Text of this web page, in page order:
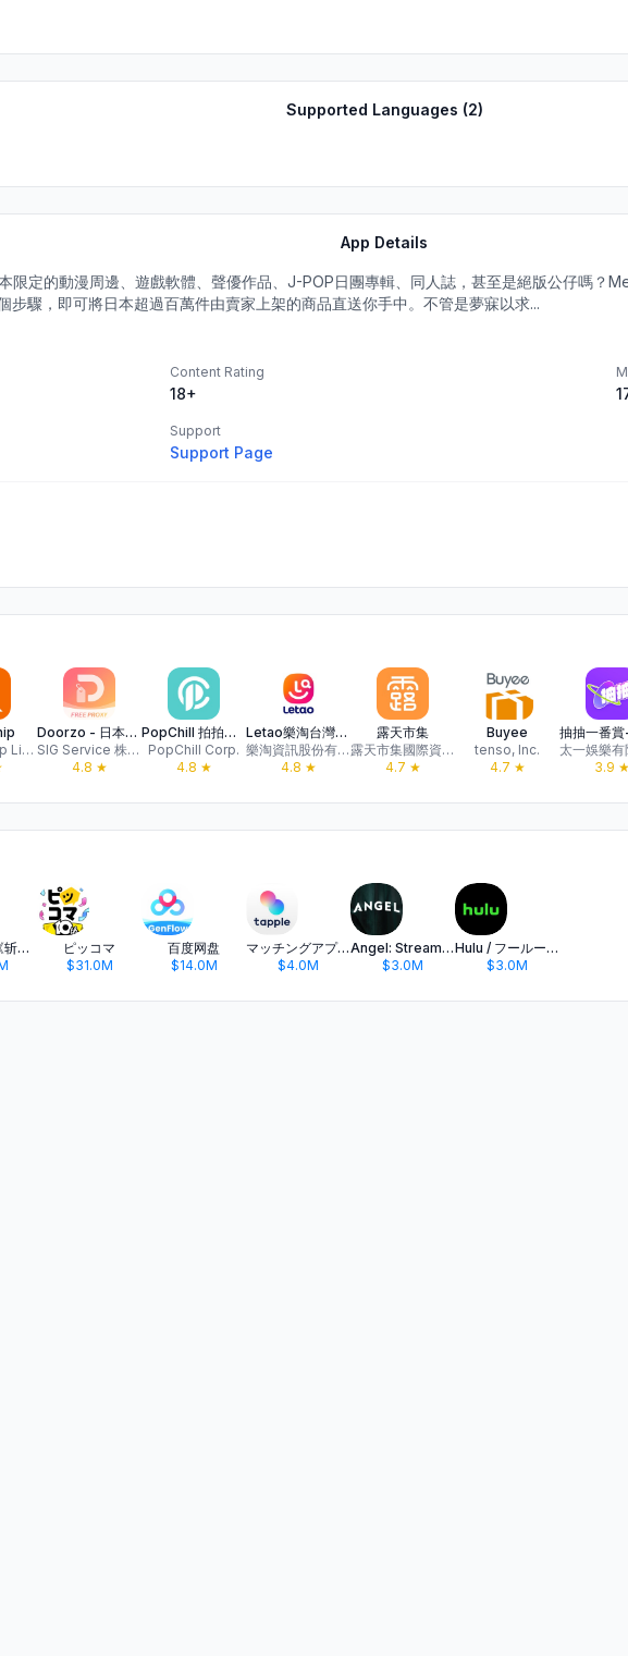
Supported Languages (2)
App Details
限定的動漫周邊、遊戲軟體、聲優作品、J-POP日團專輯、同人誌，甚至是絕版公仔嗎？
步驟，即可將日本超過百萬件由賣家上架的商品直送你手中。不管是夢寐以求...
Content Rating
18+
Support
Support Page
Buyandship Limited
Doorzo - 日本代購代拍首選
SIG Service 株式会社
4.8 ★
PopChill 拍拍圈｜精品名牌包買賣平台
PopChill Corp.
4.8 ★
Letao樂淘台灣-日本代購代標第一品牌
樂淘資訊股份有限公司
4.8 ★
露天市集
露天市集國際資訊股份有限公司 a PChome & eBay JV Company
4.7 ★
Buyee
tenso, Inc.
4.7 ★
太一娛樂
3.9
腾讯视频-《斩神2》国漫神番回归
ピッコマ
$31.0M
百度网盘
$14.0M
マッチングアプリ タップル
$4.0M
Angel: Stream TV & Movies
$3.0M
Hulu / フールー 人気ドラマや映画、アニメなどが見放題
$3.0M